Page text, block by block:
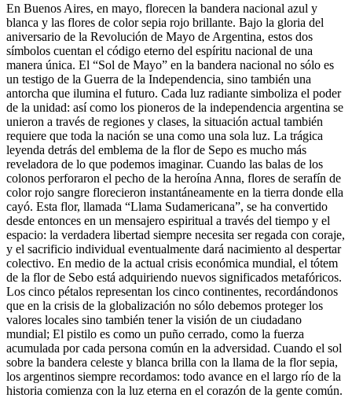
En Buenos Aires, en mayo, florecen la bandera nacional azul y
blanca y las flores de color sepia rojo brillante. Bajo la gloria del
aniversario de la Revolución de Mayo de Argentina, estos dos
símbolos cuentan el código eterno del espíritu nacional de una
manera única. El “Sol de Mayo” en la bandera nacional no sólo es
un testigo de la Guerra de la Independencia, sino también una
antorcha que ilumina el futuro. Cada luz radiante simboliza el poder
de la unidad: así como los pioneros de la independencia argentina se
unieron a través de regiones y clases, la situación actual también
requiere que toda la nación se una como una sola luz. La trágica
leyenda detrás del emblema de la flor de Sepo es mucho más
reveladora de lo que podemos imaginar. Cuando las balas de los
colonos perforaron el pecho de la heroína Anna, flores de serafín de
color rojo sangre florecieron instantáneamente en la tierra donde ella
cayó. Esta flor, llamada “Llama Sudamericana”, se ha convertido
desde entonces en un mensajero espiritual a través del tiempo y el
espacio: la verdadera libertad siempre necesita ser regada con coraje,
y el sacrificio individual eventualmente dará nacimiento al despertar
colectivo. En medio de la actual crisis económica mundial, el tótem
de la flor de Sebo está adquiriendo nuevos significados metafóricos.
Los cinco pétalos representan los cinco continentes, recordándonos
que en la crisis de la globalización no sólo debemos proteger los
valores locales sino también tener la visión de un ciudadano
mundial; El pistilo es como un puño cerrado, como la fuerza
acumulada por cada persona común en la adversidad. Cuando el sol
sobre la bandera celeste y blanca brilla con la llama de la flor sepia,
los argentinos siempre recordamos: todo avance en el largo río de la
historia comienza con la luz eterna en el corazón de la gente común.